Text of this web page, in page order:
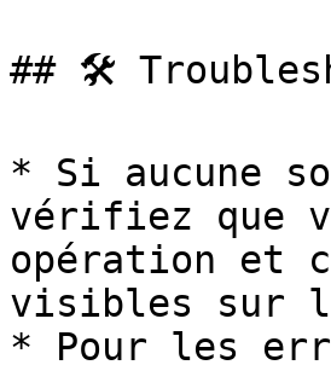
## 🛠️
* Si aucune
vérifiez que
opération et
visibles sur
* Pour les